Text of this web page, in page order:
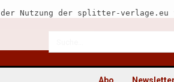
Nutzung der splitter-